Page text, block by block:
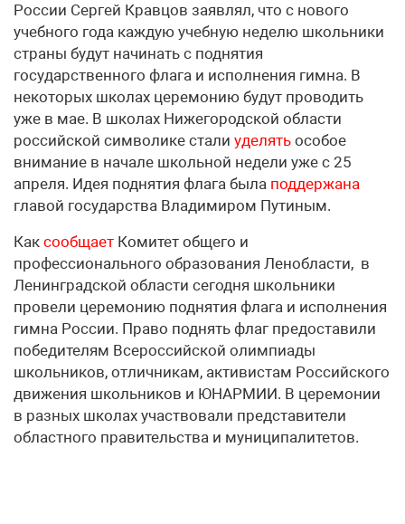
России Сергей Кравцов заявлял, что с нового
учебного года каждую учебную неделю школьники
страны будут начинать с поднятия
государственного флага и исполнения гимна. В
некоторых школах церемонию будут проводить
уже в мае. В школах Нижегородской области
российской символике стали уделять особое
внимание в начале школьной недели уже с 25
апреля. Идея поднятия флага была поддержана
главой государства Владимиром Путиным.
Как сообщает Комитет общего и
профессионального образования Ленобласти, в
Ленинградской области сегодня школьники
провели церемонию поднятия флага и исполнения
гимна России. Право поднять флаг предоставили
победителям Всероссийской олимпиады
школьников, отличникам, активистам Российского
движения школьников и ЮНАРМИИ. В церемонии
в разных школах участвовали представители
областного правительства и муниципалитетов.